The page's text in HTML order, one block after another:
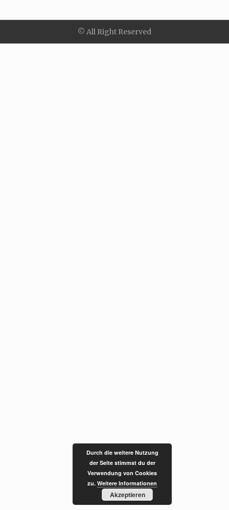
© All Right Reserved
Durch die weitere Nutzung
der Seite stimmst du der
Verwendung von Cookies
zu. Weitere Informationen
Akzeptieren